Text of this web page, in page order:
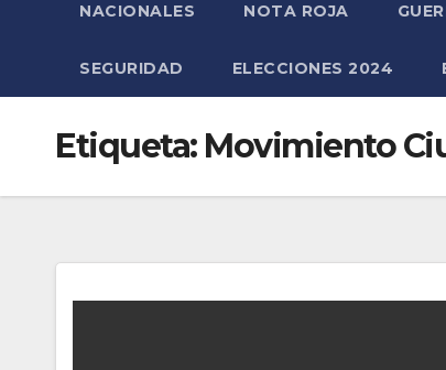
NACIONALES NOTA ROJA
SEGURIDAD ELECCIONES 2024
Etiqueta: Movimiento